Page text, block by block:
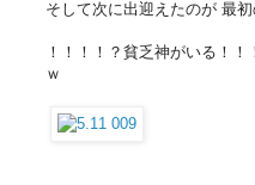
そして次に出迎えたのが 最
！！！！？貧乏神がいる！
ｗ